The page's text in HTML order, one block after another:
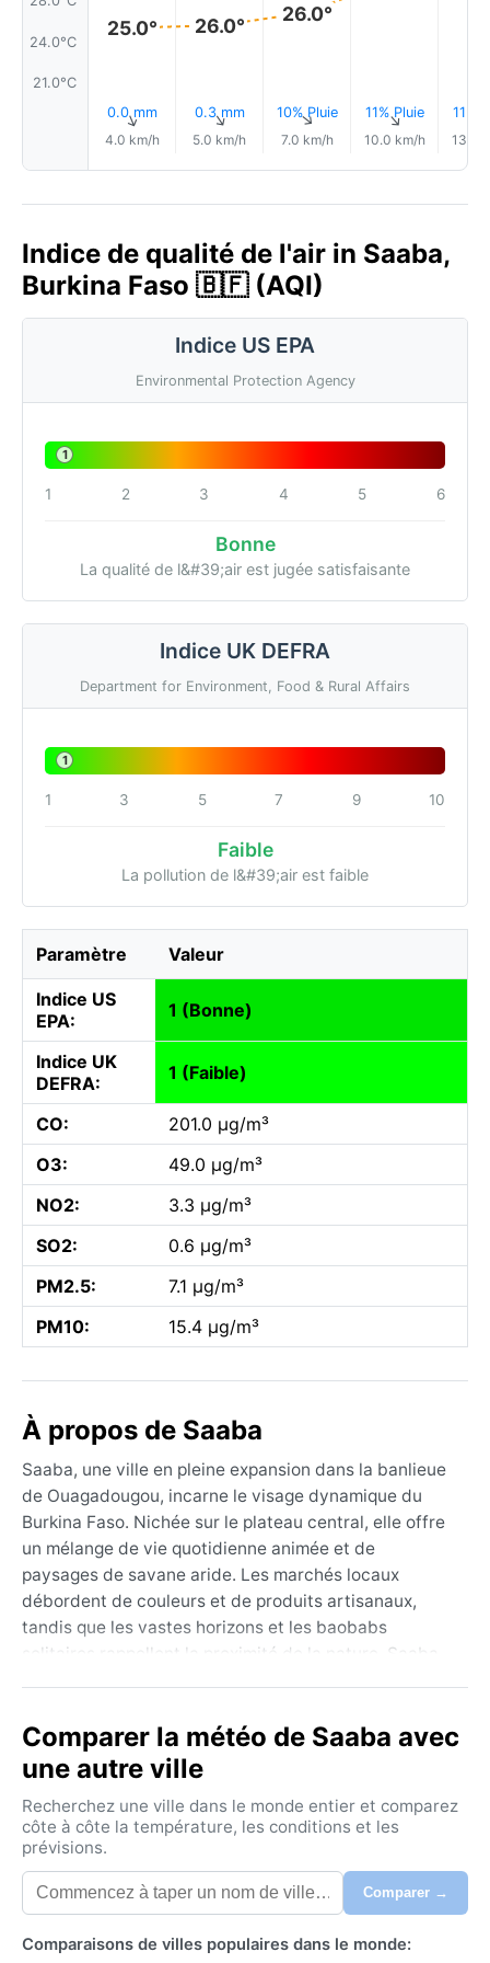
24.0°C
21.0°C
25.0°
0.0 mm
↑
4.0 km/h
26.0°
0.3 mm
↑
5.0 km/h
26.0°
10% Pluie
↑
7.0 km/h
11% Pluie
↑
10.0 km/h
11%
13.0
Indice de qualité de l'air in Saaba,
Burkina Faso 🇧🇫 (AQI)
Indice US EPA
Environmental Protection Agency
1
1 2 3 4 5 6
Bonne
La qualité de l&#39;air est jugée satisfaisante
Indice UK DEFRA
Department for Environment, Food & Rural Affairs
1
1 3 5 7 9 10
Faible
La pollution de l&#39;air est faible
Paramètre Valeur
Indice US
EPA:
1 (Bonne)
Indice UK
DEFRA:
1 (Faible)
CO:
201.0 µg/m³
O3:
49.0 µg/m³
NO2:
3.3 µg/m³
SO2:
0.6 µg/m³
PM2.5:
7.1 µg/m³
PM10:
15.4 µg/m³
À propos de Saaba
Saaba, une ville en pleine expansion dans la banlieue
de Ouagadougou, incarne le visage dynamique du
Burkina Faso. Nichée sur le plateau central, elle offre
un mélange de vie quotidienne animée et de
paysages de savane aride. Les marchés locaux
débordent de couleurs et de produits artisanaux,
tandis que les vastes horizons et les baobabs
solitaires rappellent la proximité de la nature. Saaba
infrastructures. Les visiteurs apprécient l’ambiance
chaleureuse et l’authenticité d’une ville qui grandit
sans perdre son âme.
Sous un climat semi-aride chaud (Köppen BSh),
Saaba connaît deux saisons bien tranchées. La saison
sèche, de novembre à mai, est marquée par des
journées caniculaires dépassant souvent 40 °C, avec
saison des pluies, de juin à octobre, apporte un
Comparer la météo de Saaba avec
une autre ville
Recherchez une ville dans le monde entier et comparez
côte à côte la température, les conditions et les
prévisions.
Comparer →
Comparaisons de villes populaires dans le monde: